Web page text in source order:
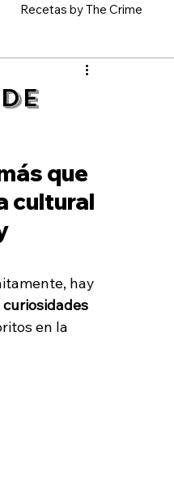
Recetas by The Crime
que
cultural
hay
curiosidades
en la